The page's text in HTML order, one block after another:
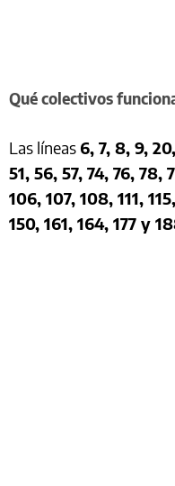
Qué colectivos
Las líneas 6, 7, 8, 9,
51, 56, 57, 74, 76, 78,
106, 107, 108, 111,
150, 161, 164, 177 y